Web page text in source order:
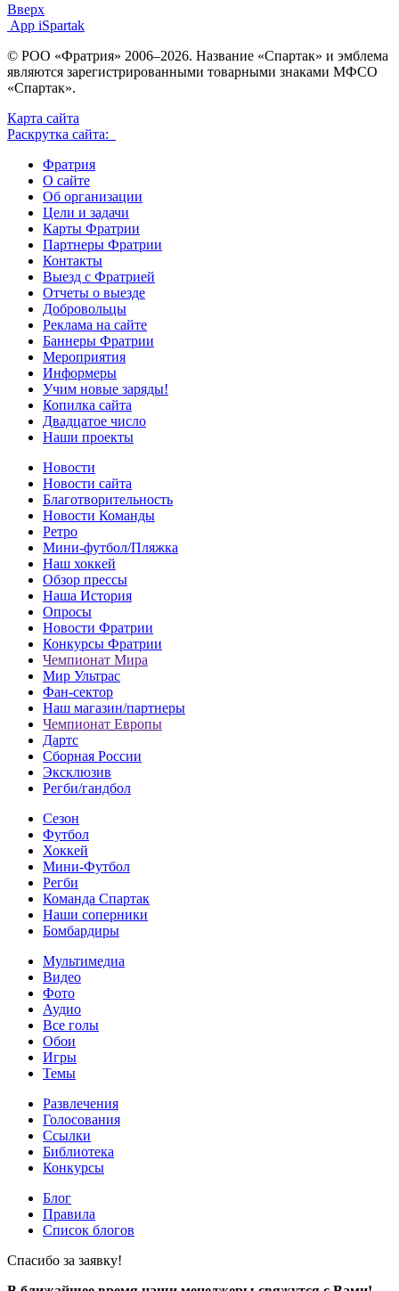
Вверх
App iSpartak
© РОО «Фратрия» 2006–2026. Название «Спартак» и эмблема
являются зарегистрированными товарными знаками МФСО
«Спартак».
Карта сайта
Раскрутка сайта:
Фратрия
О сайте
Об организации
Цели и задачи
Карты Фратрии
Партнеры Фратрии
Контакты
Выезд с Фратрией
Отчеты о выезде
Добровольцы
Реклама на сайте
Баннеры Фратрии
Мероприятия
Информеры
Учим новые заряды!
Копилка сайта
Двадцатое число
Наши проекты
Новости
Новости сайта
Благотворительность
Новости Команды
Ретро
Мини-футбол/Пляжка
Наш хоккей
Обзор прессы
Наша История
Опросы
Новости Фратрии
Конкурсы Фратрии
Чемпионат Мира
Мир Ультрас
Фан-cектор
Наш магазин/партнеры
Чемпионат Европы
Дартс
Сборная России
Эксклюзив
Регби/гандбол
Сезон
Футбол
Хоккей
Мини-Футбол
Регби
Команда Спартак
Наши соперники
Бомбардиры
Мультимедиа
Видео
Фото
Аудио
Все голы
Обои
Игры
Темы
Развлечения
Голосования
Ссылки
Библиотека
Конкурсы
Блог
Правила
Список блогов
Спасибо за заявку!